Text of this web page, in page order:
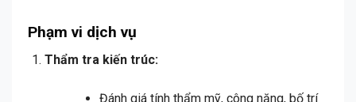
Phạm vi dịch vụ
Thẩm tra kiến trúc:
Đánh giá tính thẩm mỹ, công năng, bố trí